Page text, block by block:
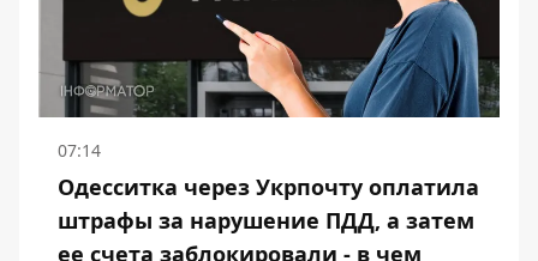
07:14
Одесситка через Укрпочту оплатила
штрафы за нарушение ПДД, а затем
ее счета заблокировали - в чем